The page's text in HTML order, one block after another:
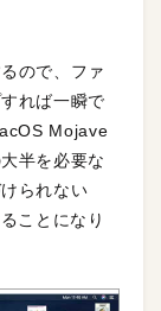
ので、ファ
れば一瞬で
Mojave
半を必要な
られない
ことになり